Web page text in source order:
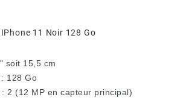
11 Noir 128 Go
soit 15,5 cm
128 Go
2 (12 MP en capteur principal)